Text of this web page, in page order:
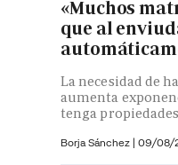
«Muchos
que al
La necesidad de
aumenta
tenga
Borja Sánchez | 09/08/